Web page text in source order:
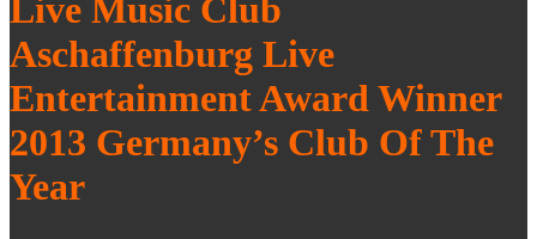
Live Music Club
Aschaffenburg Live
Entertainment Award Winner
2013 Germany’s Club Of The
Year